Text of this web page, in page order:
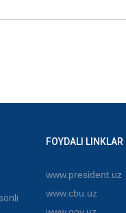
FOYDALI LINKLAR
www.president.uz
www.cbu.uz